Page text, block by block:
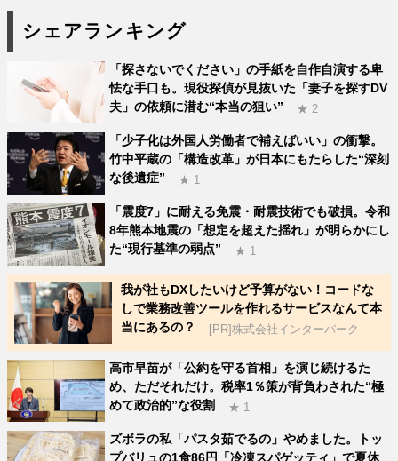
シェアランキング
「探さないでください」の手紙を自作自演する卑
怯な手口も。現役探偵が見抜いた「妻子を探すDV
夫」の依頼に潜む“本当の狙い”
★ 2
「少子化は外国人労働者で補えばいい」の衝撃。
竹中平蔵の「構造改革」が日本にもたらした“深刻
な後遺症”
★ 1
「震度7」に耐える免震・耐震技術でも破損。令和
8年熊本地震の「想定を超えた揺れ」が明らかにし
た“現行基準の弱点”
★ 1
我が社もDXしたいけど予算がない！コードな
しで業務改善ツールを作れるサービスなんて本
当にあるの？
[PR]株式会社インターパーク
高市早苗が「公約を守る首相」を演じ続けるた
め、ただそれだけ。税率1％策が背負わされた“極
めて政治的”な役割
★ 1
ズボラの私「パスタ茹でるの」やめました。トッ
プバリュの1食86円「冷凍スパゲッティ」で夏休